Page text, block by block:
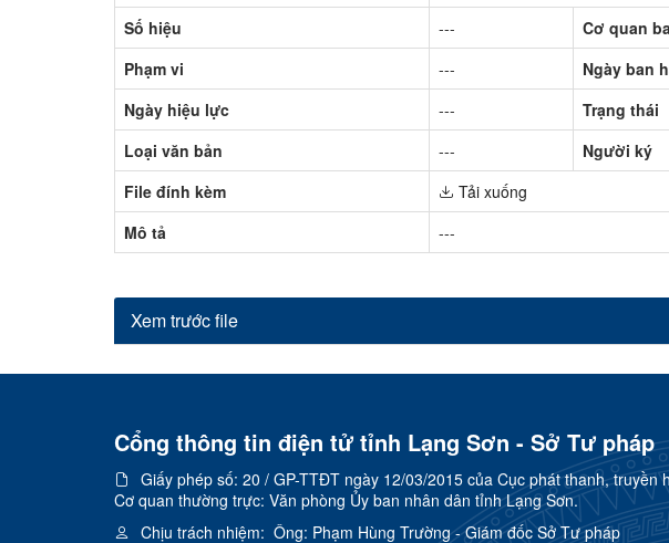
Số hiệu
--- Cơ quan
Phạm vi
--- Ngày ban
Ngày hiệu lực
--- Trạng thái
Loại văn bản
--- Người ký
File đính kèm
Tải xuống
Mô tả
---
Xem trước file
Cổng thông tin điện tử tỉnh Lạng Sơn - Sở Tư pháp
Giấy phép số: 20 / GP-TTĐT ngày 12/03/2015 của Cục phát thanh, truyền
Cơ quan thường trực: Văn phòng Ủy ban nhân dân tỉnh Lạng Sơn.
Chịu trách nhiệm: Ông: Phạm Hùng Trường - Giám đốc Sở Tư pháp